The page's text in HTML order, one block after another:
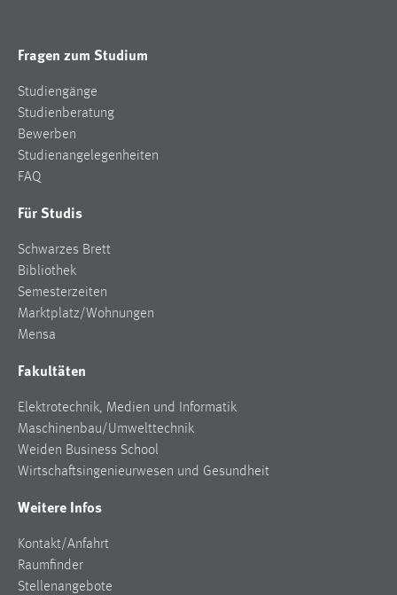
Fragen zum Studium
Studiengänge
Studienberatung
Bewerben
Studienangelegenheiten
FAQ
Für Studis
Schwarzes Brett
Bibliothek
Semesterzeiten
Marktplatz/Wohnungen
Mensa
Fakultäten
Elektrotechnik, Medien und Informatik
Maschinenbau/Umwelttechnik
Weiden Business School
Wirtschaftsingenieurwesen und Gesundheit
Weitere Infos
Kontakt/Anfahrt
Raumfinder
Stellenangebote